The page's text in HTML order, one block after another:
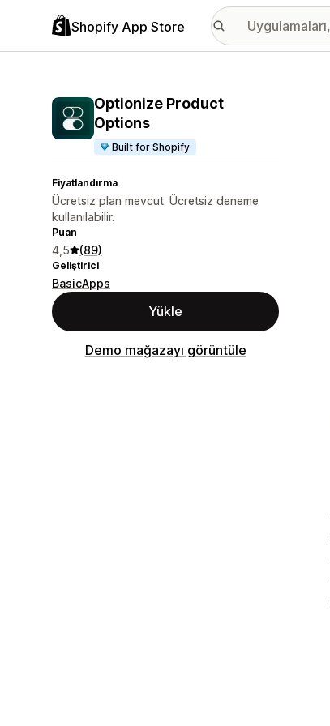
Shopify App Store
Optionize Product
Options
Built for Shopify
Fiyatlandırma
Ücretsiz plan mevcut. Ücretsiz deneme
kullanılabilir.
Puan
4,5 (89)
Geliştirici
BasicApps
Yükle
Demo mağazayı görüntüle